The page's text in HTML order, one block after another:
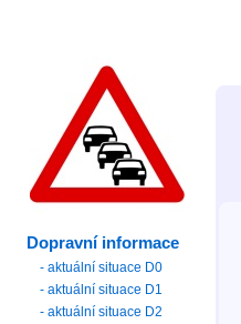
Dopravní informace
- aktuální situace D0
- aktuální situace D1
- aktuální situace D2